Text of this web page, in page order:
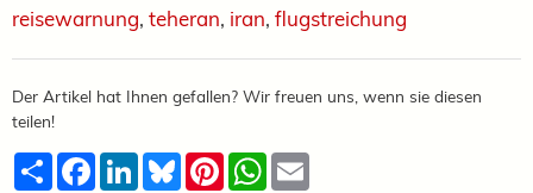
reisewarnung, teheran, iran, flugstreichung
Der Artikel hat Ihnen gefallen? Wir freuen uns, wenn sie diesen
teilen!
TeilenFacebook
LinkedInBlueskyPinterestWhatsApp